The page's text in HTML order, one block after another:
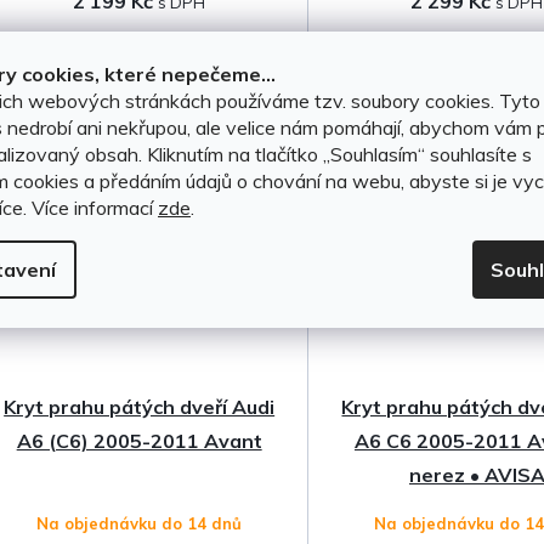
cookies, které nepečeme...
webových stránkách používáme tzv. soubory cookies. Tyto
nedrobí ani nekřupou, ale velice nám pomáhají, abychom vám
obsah. Kliknutím na tlačítko ,,Souhlasím“ souhlasíte s
cookies a předáním údajů o chování na webu, abyste si je
Více informací zde
k
t
ů
DO KOŠÍKU
Kryt prahu pátých dveří Audi
A6 (C6) 2005-2011 Avant
Na objednávku do 14 dnů
Kryt prahu pátých
A6 C6 2005-2011
nerez • AVISA
Na objednávku do